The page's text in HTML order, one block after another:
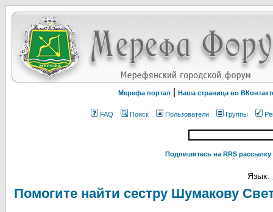
Мерефа портал Наша страница во
FAQ Поиск Пользователи Группы
Подпишитесь на RRS
Язык:
Помогите найти сестру Шумакову